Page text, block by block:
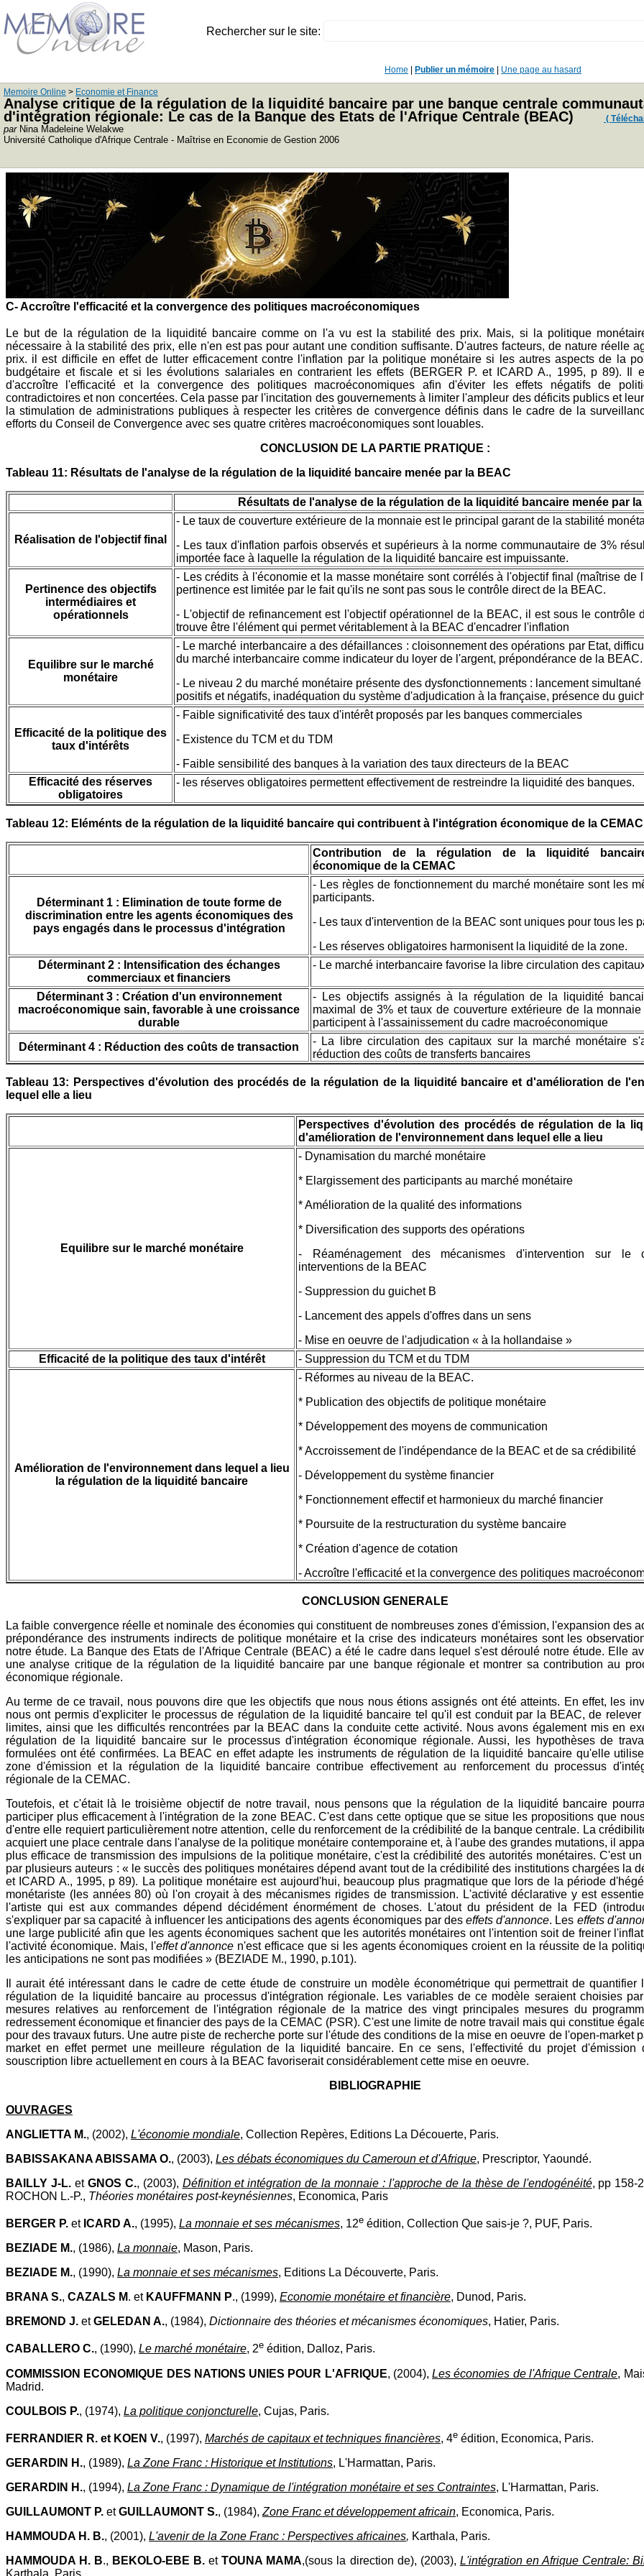
Rechercher sur le site:
Home Publier un mémoire Une page au hasard
Memoire Online > Economie et Finance
Analyse critique de la régulation de la liquidité bancaire par une banque centrale
d'intégration régionale: Le cas de la Banque des Etats de l'Afrique Centrale (BEAC)
(
parNina Madeleine Welakwe
Université Catholique d'Afrique Centrale - Maîtrise en Economie de Gestion 2006
C- Accroître l'efficacité et la convergence des politiques macroéconomiques
Le but de la régulation de la liquidité bancaire comme on l'a vu est la stabilité des prix. Mais, si la politique
nécessaire à la stabilité des prix, elle n'en est pas pour autant une condition suffisante. D'autres facteurs, de nature réelle
prix. il est difficile en effet de lutter efficacement contre l'inflation par la politique monétaire si les autres aspects de la
budgétaire et fiscale et si les évolutions salariales en contrarient les effets (BERGER P. et ICARD A., 1995, p 89). Il
d'accroître l'efficacité et la convergence des politiques macroéconomiques afin d'éviter les effets négatifs de
contradictoires et non concertées. Cela passe par l'incitation des gouvernements à limiter l'ampleur des déficits publics et
la stimulation de administrations publiques à respecter les critères de convergence définis dans le cadre de la
efforts du Conseil de Convergence avec ses quatre critères macroéconomiques sont louables.
CONCLUSION DE LA PARTIE PRATIQUE :
Tableau 11: Résultats de l'analyse de la régulation de la liquidité bancaire menée par la BEAC
Résultats de l'analyse de la régulation de la liquidité bancaire menée par
Réalisation de l'objectif final
- Le taux de couverture extérieure de la monnaie est le principal garant de la stabilité
- Les taux d'inflation parfois observés et supérieurs à la norme communautaire de 3%
importée face à laquelle la régulation de la liquidité bancaire est impuissante.
Pertinence des objectifs
intermédiaires et
opérationnels
- Les crédits à l'économie et la masse monétaire sont corrélés à l'objectif final (maîtrise de
pertinence est limitée par le fait qu'ils ne sont pas sous le contrôle direct de la BEAC.
- L'objectif de refinancement est l'objectif opérationnel de la BEAC, il est sous le contrôle
trouve être l'élément qui permet véritablement à la BEAC d'encadrer l'inflation
Equilibre sur le marché
monétaire
- Le marché interbancaire a des défaillances : cloisonnement des opérations par Etat,
du marché interbancaire comme indicateur du loyer de l'argent, prépondérance de la BEAC.
- Le niveau 2 du marché monétaire présente des dysfonctionnements : lancement
positifs et négatifs, inadéquation du système d'adjudication à la française, présence du
Efficacité de la politique des
taux d'intérêts
- Faible significativité des taux d'intérêt proposés par les banques commerciales
- Existence du TCM et du TDM
- Faible sensibilité des banques à la variation des taux directeurs de la BEAC
Efficacité des réserves
obligatoires
- les réserves obligatoires permettent effectivement de restreindre la liquidité des banques.
Tableau 12: Eléménts de la régulation de la liquidité bancaire qui contribuent à l'intégration économique de la CEMAC
Contribution de la régulation de la liquidité
économique de la CEMAC
Déterminant 1 : Elimination de toute forme de
discrimination entre les agents économiques des
pays engagés dans le processus d'intégration
- Les règles de fonctionnement du marché monétaire sont les
participants.
- Les taux d'intervention de la BEAC sont uniques pour tous les
- Les réserves obligatoires harmonisent la liquidité de la zone.
Déterminant 2 : Intensification des échanges
commerciaux et financiers
- Le marché interbancaire favorise la libre circulation des
Déterminant 3 : Création d'un environnement
macroéconomique sain, favorable à une croissance
durable
- Les objectifs assignés à la régulation de la liquidité
maximal de 3% et taux de couverture extérieure de la
participent à l'assainissement du cadre macroéconomique
Déterminant 4 : Réduction des coûts de transaction
- La libre circulation des capitaux sur la marché monétaire
réduction des coûts de transferts bancaires
Tableau 13: Perspectives d'évolution des procédés de la régulation de la liquidité bancaire et d'amélioration de
lequel elle a lieu
Perspectives d'évolution des procédés de régulation de la
d'amélioration de l'environnement dans lequel elle a lieu
Equilibre sur le marché monétaire
- Dynamisation du marché monétaire
* Elargissement des participants au marché monétaire
* Amélioration de la qualité des informations
* Diversification des supports des opérations
- Réaménagement des mécanismes d'intervention sur le
interventions de la BEAC
- Suppression du guichet B
- Lancement des appels d'offres dans un sens
- Mise en oeuvre de l'adjudication « à la hollandaise »
Efficacité de la politique des taux d'intérêt
- Suppression du TCM et du TDM
Amélioration de l'environnement dans lequel a lieu
la régulation de la liquidité bancaire
- Réformes au niveau de la BEAC.
* Publication des objectifs de politique monétaire
* Développement des moyens de communication
* Accroissement de l'indépendance de la BEAC et de sa crédibilité
- Développement du système financier
* Fonctionnement effectif et harmonieux du marché financier
* Poursuite de la restructuration du système bancaire
* Création d'agence de cotation
- Accroître l'efficacité et la convergence des politiques
CONCLUSION GENERALE
La faible convergence réelle et nominale des économies qui constituent de nombreuses zones d'émission, l'expansion des
prépondérance des instruments indirects de politique monétaire et la crise des indicateurs monétaires sont les
notre étude. La Banque des Etats de l'Afrique Centrale (BEAC) a été le cadre dans lequel s'est déroulé notre étude. Elle
une analyse critique de la régulation de la liquidité bancaire par une banque régionale et montrer sa contribution au
économique régionale.
Au terme de ce travail, nous pouvons dire que les objectifs que nous nous étions assignés ont été atteints. En effet, les
nous ont permis d'expliciter le processus de régulation de la liquidité bancaire tel qu'il est conduit par la BEAC, de
limites, ainsi que les difficultés rencontrées par la BEAC dans la conduite cette activité. Nous avons également mis en
régulation de la liquidité bancaire sur le processus d'intégration économique régionale. Aussi, les hypothèses de
formulées ont été confirmées. La BEAC en effet adapte les instruments de régulation de la liquidité bancaire qu'elle
zone d'émission et la régulation de la liquidité bancaire contribue effectivement au renforcement du processus
régionale de la CEMAC.
Toutefois, et c'était là le troisième objectif de notre travail, nous pensons que la régulation de la liquidité bancaire
participer plus efficacement à l'intégration de la zone BEAC. C'est dans cette optique que se situe les propositions que
d'entre elle requiert particulièrement notre attention, celle du renforcement de la crédibilité de la banque centrale. La
acquiert une place centrale dans l'analyse de la politique monétaire contemporaine et, à l'aube des grandes mutations, il
plus efficace de transmission des impulsions de la politique monétaire, c'est la crédibilité des autorités monétaires. C'est
par plusieurs auteurs : « le succès des politiques monétaires dépend avant tout de la crédibilité des institutions chargées la
et ICARD A., 1995, p 89). La politique monétaire est aujourd'hui, beaucoup plus pragmatique que lors de la période
monétariste (les années 80) où l'on croyait à des mécanismes rigides de transmission. L'activité déclarative y est
l'artiste qui est aux commandes dépend décidément énormément de choses. L'atout du président de la FED
s'expliquer par sa capacité à influencer les anticipations des agents économiques par deseffets d'annonce. Les effets
une large publicité afin que les agents économiques sachent que les autorités monétaires ont l'intention soit de freiner
l'activité économique. Mais, l'effet d'annonce n'est efficace que si les agents économiques croient en la réussite de la
les anticipations ne sont pas modifiées » (BEZIADE M., 1990, p.101).
Il aurait été intéressant dans le cadre de cette étude de construire un modèle économétrique qui permettrait de quantifier
régulation de la liquidité bancaire au processus d'intégration régionale. Les variables de ce modèle seraient choisies
mesures relatives au renforcement de l'intégration régionale de la matrice des vingt principales mesures du
redressement économique et financier des pays de la CEMAC (PSR). C'est une limite de notre travail mais qui constitue
pour des travaux futurs. Une autre piste de recherche porte sur l'étude des conditions de la mise en oeuvre de l'open-market
market en effet permet une meilleure régulation de la liquidité bancaire. En ce sens, l'effectivité du projet d'émission
souscription libre actuellement en cours à la BEAC favoriserait considérablement cette mise en oeuvre.
BIBLIOGRAPHIE
OUVRAGES
ANGLIETTA M., (2002), L'économie mondiale, Collection Repères, Editions La Découerte, Paris.
BABISSAKANA ABISSAMA O., (2003), Les débats économiques du Cameroun et d'Afrique, Prescriptor, Yaoundé.
BAILLY J-L.et GNOS C., (2003), Définition et intégration de la monnaie : l'approche de la thèse de l'endogénéité, pp 158-
ROCHON L.-P., Théories monétaires post-keynésiennes, Economica, Paris
BERGER P. etICARD A., (1995), La monnaie et ses mécanismes, 12e édition, Collection Que sais-je ?, PUF, Paris.
BEZIADE M., (1986), La monnaie, Mason, Paris.
BEZIADE M., (1990), La monnaie et ses mécanismes, Editions La Découverte, Paris.
BRANA S., CAZALS M. et KAUFFMANN P., (1999), Economie monétaire et financière, Dunod, Paris.
BREMOND J. etGELEDAN A., (1984), Dictionnaire des théories et mécanismes économiques, Hatier, Paris.
CABALLERO C., (1990), Le marché monétaire, 2e édition, Dalloz, Paris.
COMMISSION ECONOMIQUE DES NATIONS UNIES POUR L'AFRIQUE, (2004),Les économies de l'Afrique Centrale,
Madrid.
COULBOIS P., (1974), La politique conjoncturelle, Cujas, Paris.
FERRANDIER R. et KOEN V., (1997), Marchés de capitaux et techniques financières, 4e édition, Economica, Paris.
GERARDIN H., (1989), La Zone Franc : Historique et Institutions, L'Harmattan, Paris.
GERARDIN H., (1994), La Zone Franc : Dynamique de l'intégration monétaire et ses Contraintes, L'Harmattan, Paris.
GUILLAUMONT P. etGUILLAUMONT S., (1984), Zone Franc et développement africain, Economica, Paris.
HAMMOUDA H. B., (2001), L'avenir de la Zone Franc : Perspectives africaines, Karthala, Paris.
HAMMOUDA H. B., BEKOLO-EBE B. etTOUNA MAMA,(sous la direction de), (2003), L'intégration en Afrique Centrale:
Karthala, Paris.